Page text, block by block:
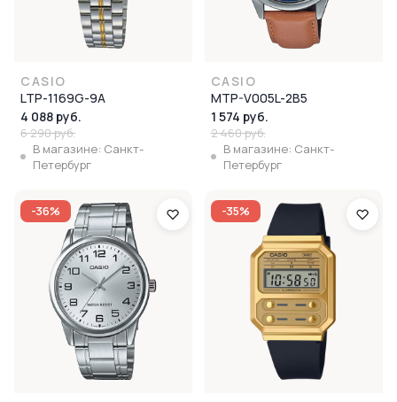
CASIO
LTP-1169G-9A
4 088 руб.
6 290 руб.
В магазине: Санкт-
Петербург
CASIO
MTP-V005L-2B5
1 574 руб.
2 460 руб.
В магазине: Санкт-
Петербург
-36% -35%